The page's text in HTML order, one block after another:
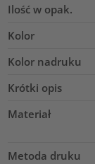
Ilość w opak.
Kolor
Kolor nadruku
Krótki opis
Materiał
Metoda druku